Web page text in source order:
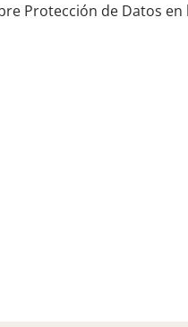
Protección de Datos en